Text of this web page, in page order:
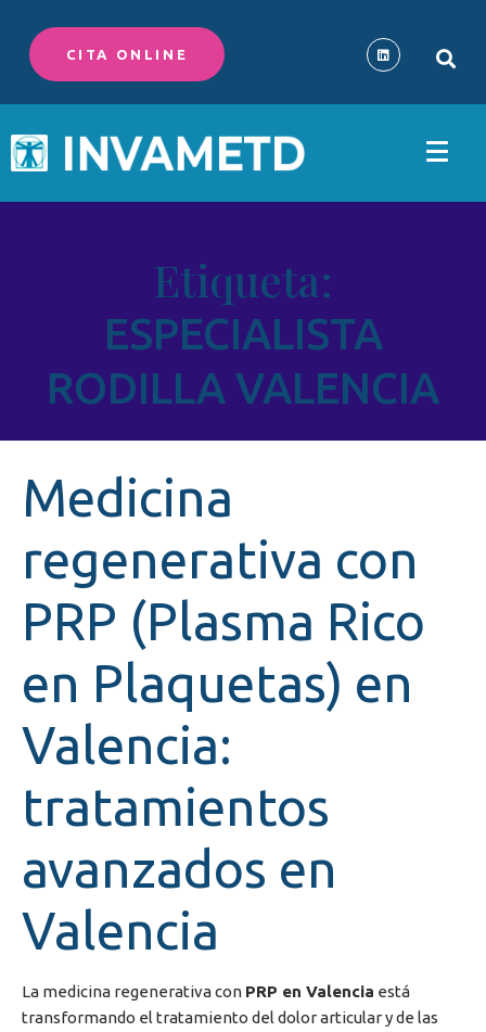
CITA ONLINE
Etiqueta:
ESPECIALISTA
RODILLA VALENCIA
Medicina
regenerativa con
PRP (Plasma Rico
en Plaquetas) en
Valencia:
tratamientos
avanzados en
Valencia
La medicina regenerativa con PRP en Valencia está
transformando el tratamiento del dolor articular y de las